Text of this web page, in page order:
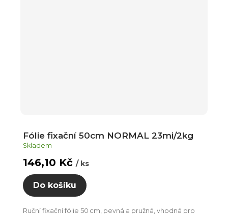
Fólie fixační 50cm NORMAL 23mi/2kg
Skladem
146,10 Kč / ks
Do košíku
Ruční fixační fólie 50 cm, pevná a pružná, vhodná pro